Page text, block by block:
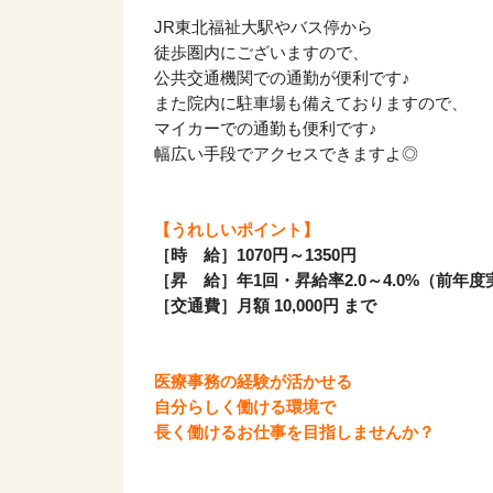
JR東北福祉大駅やバス停から
徒歩圏内にございますので、
公共交通機関での通勤が便利です♪
また院内に駐車場も備えておりますので、
マイカーでの通勤も便利です♪
幅広い手段でアクセスできますよ◎
【うれしいポイント】
［時 給］1070円～1350円
［昇 給］年1回・昇給率2.0～4.0%（前年度
［交通費］月額 10,000円 まで
医療事務の経験が活かせる
自分らしく働ける環境で
長く働けるお仕事を目指しませんか？
該当件数